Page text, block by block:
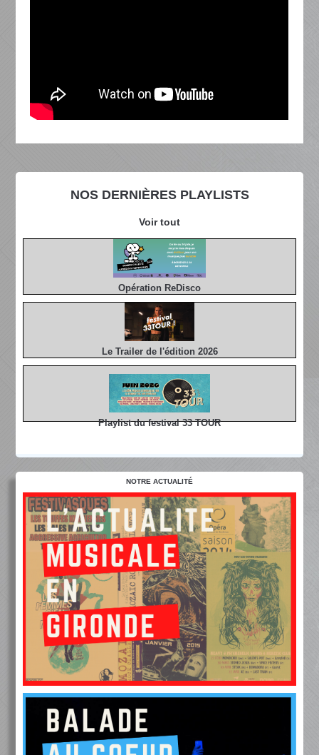
NOS DERNIÈRES PLAYLISTS
Voir tout
Opération ReDisco
Le Trailer de l'édition 2026
Playlist du festival 33 TOUR
NOTRE ACTUALITÉ